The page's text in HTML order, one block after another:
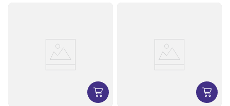
VER MAIS INFORMAÇÕES DOVER